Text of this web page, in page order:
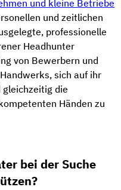
und kleine Betriebe
und zeitlichen
professionelle
Headhunter
von Bewerbern und
sich auf ihr
gleichzeitig die
Händen zu
bei der Suche